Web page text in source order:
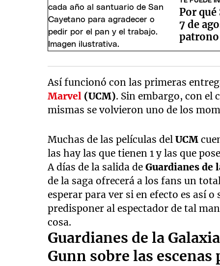
minutes,
41
secondsVolume
90%
Por qué
7 de
Así funcionó con las primeras
Marvel (UCM). Sin embargo, con el
mismas se volvieron uno de los
Muchas de las películas del UCM
las hay las que tienen 1 y las que
A días de la salida deGuardianes de
de la saga ofrecerá a los fans un
esperar para ver si en efecto es así
predisponer al espectador de tal
cosa.
Guardianes de la
Gunn sobre las